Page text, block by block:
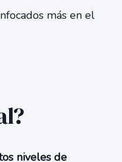
más en el
niveles de